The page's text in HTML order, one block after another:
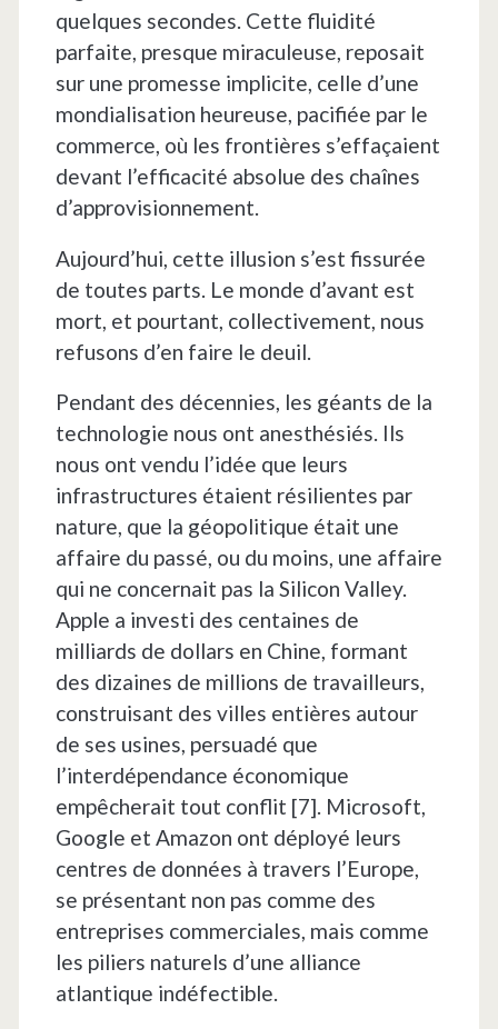
quelques secondes. Cette fluidité
parfaite, presque miraculeuse, reposait
sur une promesse implicite, celle d’une
mondialisation heureuse, pacifiée par le
commerce, où les frontières s’effaçaient
devant l’efficacité absolue des chaînes
d’approvisionnement.
Aujourd’hui, cette illusion s’est fissurée
de toutes parts. Le monde d’avant est
mort, et pourtant, collectivement, nous
refusons d’en faire le deuil.
Pendant des décennies, les géants de la
technologie nous ont anesthésiés. Ils
nous ont vendu l’idée que leurs
infrastructures étaient résilientes par
nature, que la géopolitique était une
affaire du passé, ou du moins, une affaire
qui ne concernait pas la Silicon Valley.
Apple a investi des centaines de
milliards de dollars en Chine, formant
des dizaines de millions de travailleurs,
construisant des villes entières autour
de ses usines, persuadé que
l’interdépendance économique
empêcherait tout conflit [7]. Microsoft,
Google et Amazon ont déployé leurs
centres de données à travers l’Europe,
se présentant non pas comme des
entreprises commerciales, mais comme
les piliers naturels d’une alliance
atlantique indéfectible.